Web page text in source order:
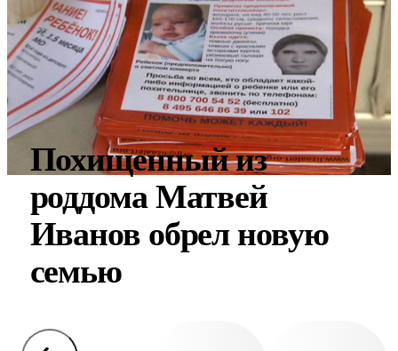
Похищенный из
роддома Матвей
Иванов обрел новую
семью